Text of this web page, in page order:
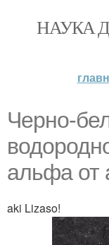
НАУКА
Черно-
альфа от
aki Lizaso!